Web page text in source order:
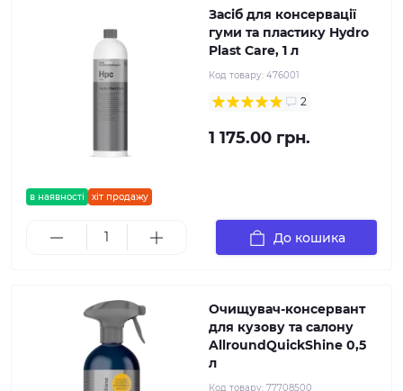
в наявності хіт продажу
Засіб для консервації
гуми та пластику Hydro
Plast Care, 1 л
Код товару: 476001
2
1 175.00 грн.
До кошика
Очищувач-консервант
для кузову та салону
AllroundQuickShine 0,5
л
Код товару: 77708500